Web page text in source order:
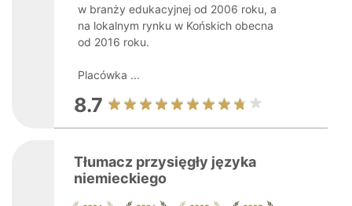
w branży edukacyjnej od 2006 roku, a
na lokalnym rynku w Końskich obecna
od 2016 roku.
Placówka ...
8.7
Tłumacz przysięgły języka
niemieckiego